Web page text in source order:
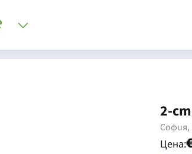
2-
София,
Цена: